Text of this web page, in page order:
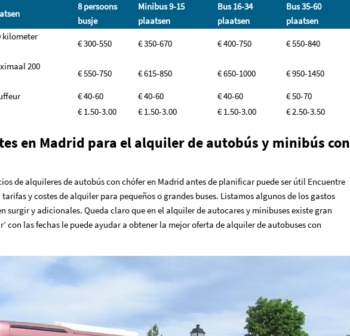
8 persoons
busje
Minibus 9-15
plaatsen
Bus 16-34
plaatsen
Bus 35-60
plaatsen
kilometer
€ 300-550 € 350-670 € 400-750
€ 550-840
200
€ 550-750 € 615-850 € 650-1000
€ 950-1450
€ 40-60 € 40-60 € 40-60
€ 50-70
€ 1.50-3.00 € 1.50-3.00 € 1.50-3.00 € 2.50-3.50
en Madrid para el alquiler de autobús y minibús con
de alquileres de autobús con chófer en Madrid antes de planificar puede ser útil Encuentre
y costes de alquiler para pequeños o grandes buses. Listamos algunos de los gastos
surgir y adicionales. Queda claro que en el alquiler de autocares y minibuses existe gran
con las fechas le puede ayudar a obtener la mejor oferta de alquiler de autobuses con